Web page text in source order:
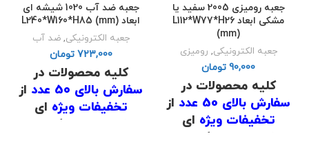
جعبه رومیزی 2005 سفید یا
مشکی ابعاد L112*W77*H26
(mm)
جعبه الکترونیکی, رومیزی
تومان
کلیه محصولات در
سفارش بالای 50 عدد
از
تخفیفات ویژه ای
برخوردار است که برای
جعبه ضد آب 1020 شیشه ای
ابعاد L240*W160*H85 (mm)
جعبه الکترونیکی,ضد آب
تومان
کلیه محصولات در
سفارش بالای 50 عدد
از
تخفیفات ویژه ای
برخوردار است که برای